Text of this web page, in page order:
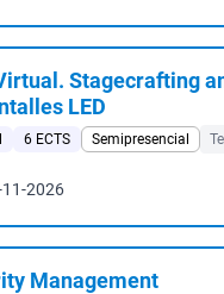
Stagecrafting
LED
6 ECTS Semipresencial
11-2026
Management